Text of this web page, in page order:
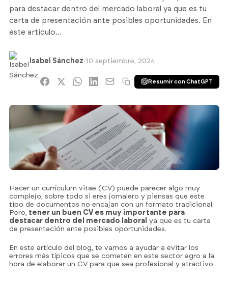
para destacar dentro del mercado laboral ya que es tu
carta de presentación ante posibles oportunidades. En
este artículo…
Isabel Sánchez·10 septiembre, 2024
Resumir con ChatGPT
Hacer un currículum vitae (CV) puede parecer algo muy
complejo, sobre todo si eres jornalero y piensas que este
tipo de documentos no encajan con un formato tradicional.
Pero, tener un buen CV es muy importante para
destacar dentro del mercado laboral ya que es tu carta
de presentación ante posibles oportunidades.
En este artículo del blog, te vamos a ayudar a evitar los
errores más típicos que se cometen en este sector agro a la
hora de elaborar un CV para que sea profesional y atractivo.